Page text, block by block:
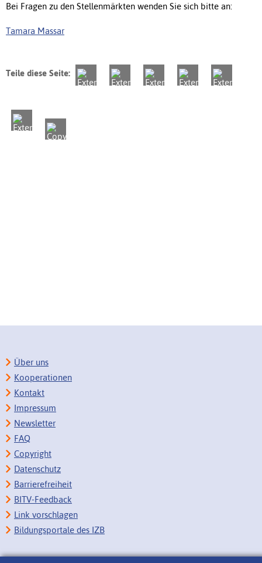
Bei Fragen zu den Stellenmärkten wenden Sie sich bitte an:
Tamara Massar
Teile diese Seite:
Über uns
Kooperationen
Kontakt
Impressum
Newsletter
FAQ
Copyright
Datenschutz
Barrierefreiheit
BITV-Feedback
Link vorschlagen
Bildungsportale des IZB